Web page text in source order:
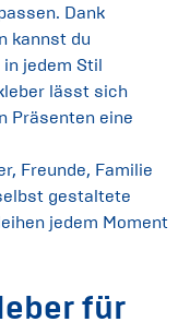
Dank
kannst du
jedem Stil
lässt sich
Präsenten eine
Freunde, Familie
gestaltete
jedem Moment
für